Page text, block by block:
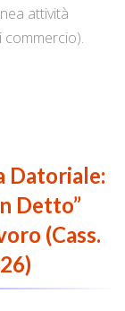
attività
Datoriale:
Detto”
(Cass.